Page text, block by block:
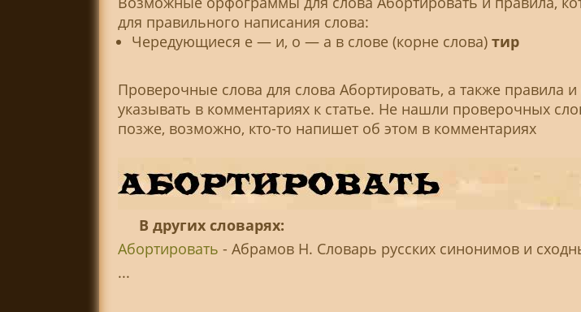
для правильного написания слова:
Чередующиеся е — и, о — а в слове (корне слова)тир
Проверочные слова для слова Абортировать, а также
указывать в комментариях к статье. Не нашли проверочных
позже, возможно, кто-то напишет об этом в комментариях
В других словарях:
Абортировать - Абрамов Н. Словарь русских синонимов и
...